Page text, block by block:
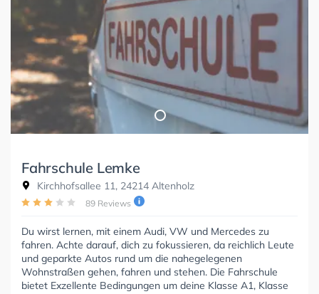
Fahrschule Lemke
Kirchhofsallee 11, 24214 Altenholz
89 Reviews
Du wirst lernen, mit einem Audi, VW und Mercedes zu
fahren. Achte darauf, dich zu fokussieren, da reichlich Leute
und geparkte Autos rund um die nahegelegenen
Wohnstraßen gehen, fahren und stehen. Die Fahrschule
bietet Exzellente Bedingungen um deine Klasse A1, Klasse